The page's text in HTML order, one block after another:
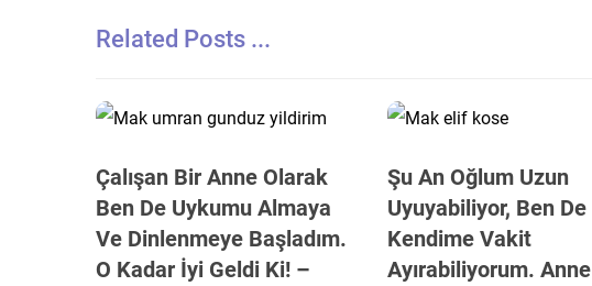
Related Posts ...
Çalışan Bir Anne Olarak
Ben De Uykumu Almaya
Ve Dinlenmeye Başladım.
O Kadar İyi Geldi Ki! –
Şu An Oğlum Uzun
Uyuyabiliyor, Ben De
Kendime Vakit
Ayırabiliyorum. Anne